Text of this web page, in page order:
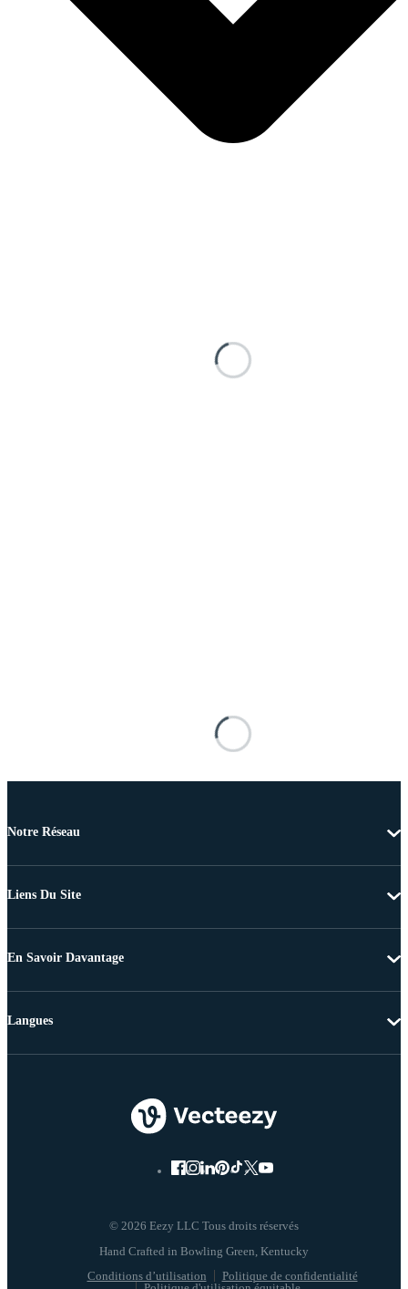
Notre Réseau
Liens Du Site
En Savoir Davantage
© 2026 Eezy LLC Tous droits réservés
Conditions d’utilisation
Politique de confidentialité
Langues